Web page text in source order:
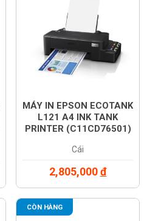
MÁY IN EPSON ECOTANK
L121 A4 INK TANK
PRINTER (C11CD76501)
Cái
2,805,000đ
CÒN HÀNG